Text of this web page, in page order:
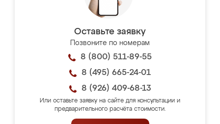
Оставьте заявку
Позвоните по номерам
8 (800) 511-89-55
8 (495) 665-24-01
8 (926) 409-68-13
Или оставьте заявку на сайте для консультации и
предварительного расчёта стоимости.